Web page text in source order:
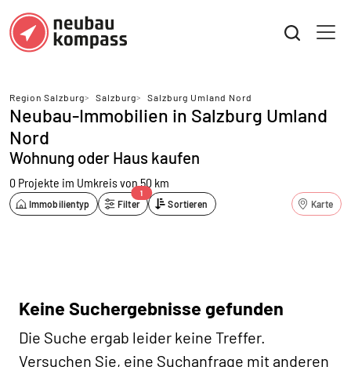
Region Salzburg> Salzburg> Salzburg Umland Nord
Neubau-Immobilien in Salzburg Umland
Nord
Wohnung oder Haus kaufen
0 Projekte im Umkreis von 50 km
Immobilientyp Filter
1
Sortieren Karte
Keine Suchergebnisse gefunden
Die Suche ergab leider keine Treffer.
Versuchen Sie, eine Suchanfrage mit anderen